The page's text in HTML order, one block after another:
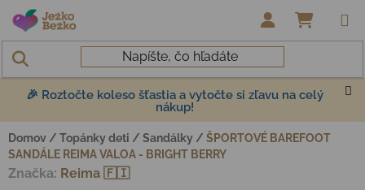
Prejsť na obsah
🎉 Roztočte koleso šťastia a vytočte si zľavu na celý
nákup!
Domov / Topánky deti / Sandálky / ŠPORTOVÉ BAREFOOT
SANDÁLE REIMA VALOA - BRIGHT BERRY
Značka: Reima 🇫🇮